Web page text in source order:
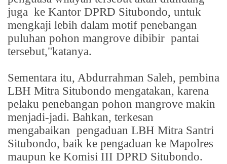
juga ke Kantor DPRD Situbondo, untuk
mengkaji lebih dalam motif penebangan
puluhan pohon mangrove dibibir pantai
tersebut,"katanya.
Sementara itu, Abdurrahman Saleh, pembina
LBH Mitra Situbondo mengatakan, karena
pelaku penebangan pohon mangrove makin
menjadi-jadi. Bahkan, terkesan
mengabaikan pengaduan LBH Mitra Santri
Situbondo, baik ke pengaduan ke Mapolres
maupun ke Komisi III DPRD Situbondo.